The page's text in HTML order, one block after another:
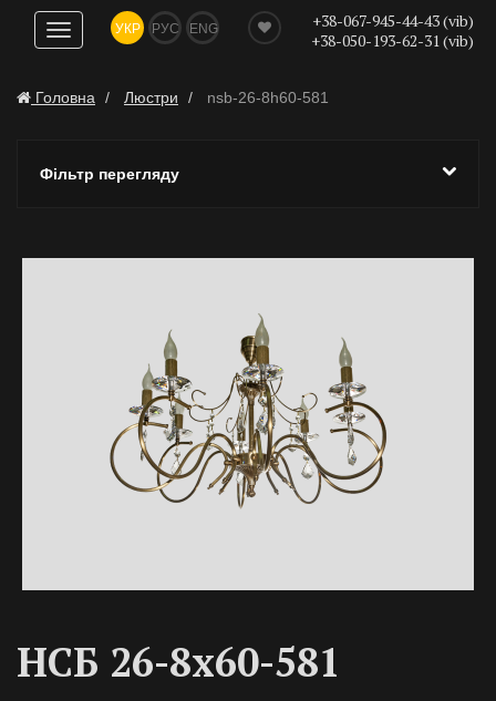
Показати
навігацію
УКР РУС ENG
+38-067-945-44-43 (vib)
+38-050-193-62-31 (vib)
Головна Люстри nsb-26-8h60-581
Фільтр перегляду
НСБ 26-8х60-581